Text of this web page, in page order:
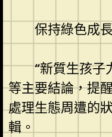
保持綠色成
“新質生孩子
等主要結論，提
處理生態周遭的
輯。